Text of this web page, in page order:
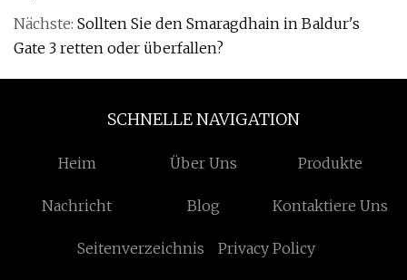
Nächste: Sollten Sie den Smaragdhain in Baldur's
Gate 3 retten oder überfallen?
SCHNELLE NAVIGATION
Heim Über Uns Produkte
Nachricht Blog Kontaktiere Uns
Seitenverzeichnis Privacy Policy